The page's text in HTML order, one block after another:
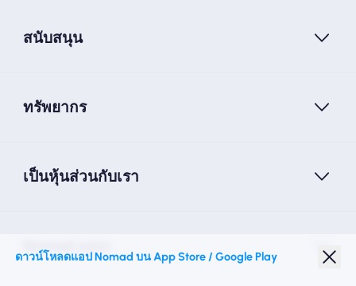
สนับสนุน
ทรัพยากร
เป็นหุ้นส่วนกับเรา
Nomad esim
ดาวน์โหลดแอป Nomad บน App Store / Google Play